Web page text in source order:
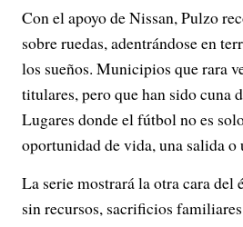
Con el apoyo de Nissan, Pulzo
sobre ruedas, adentrándose en
los sueños. Municipios que rara
titulares, pero que han sido cuna
Lugares donde el fútbol no es
oportunidad de vida, una salida o
La serie mostrará la otra cara del
sin recursos, sacrificios